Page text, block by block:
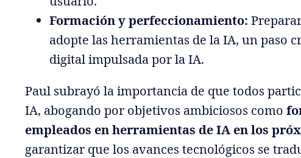
Formación y perfeccionamiento:
adopte las herramientas de la IA, un paso
digital impulsada por la IA.
Paul subrayó la importancia de que todos
IA, abogando por objetivos ambiciosos como
empleados en herramientas de IA en los
garantizar que los avances tecnológicos se